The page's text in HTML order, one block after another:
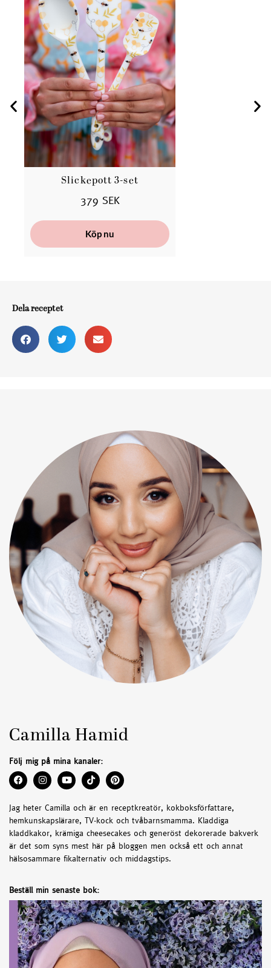
Slickepott 3-set
379 SEK
Köp nu
Dela receptet
Camilla Hamid
Följ mig på mina kanaler:
Jag heter Camilla och är en receptkreatör, kokboksförfattare,
hemkunskapslärare, TV-kock och tvåbarnsmamma. Kladdiga
kladdkakor, krämiga cheesecakes och generöst dekorerade bakverk
är det som syns mest här på bloggen men också ett och annat
hälsosammare fikalternativ och middagstips.
Beställ min senaste bok: